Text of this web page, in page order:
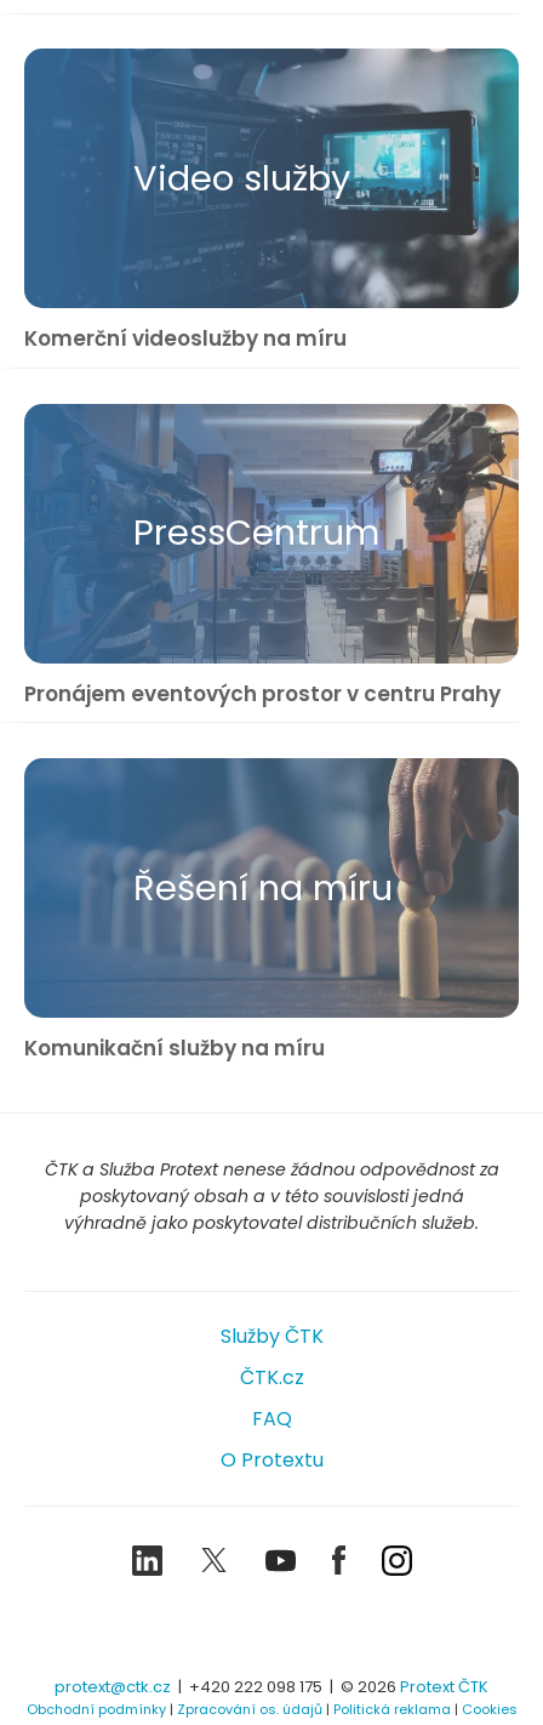
Video služby
Komerční videoslužby na míru
Press​Centrum
Pronájem eventových prostor v centru Prahy
Řešení na míru
Komunikační služby na míru
ČTK a Služba Protext nenese žádnou odpovědnost za
poskytovaný obsah a v této souvislosti jedná
výhradně jako poskytovatel distribučních služeb.
Služby ČTK
ČTK.cz
FAQ
O Protextu
LinkedIn TwitterYoutubeFacebookInstagram
protext@ctk.cz | +420 222 098 175 | © 2026 Protext ČTK
Obchodní podmínky| Zpracování os. údajů| Politická reklama | Cookies